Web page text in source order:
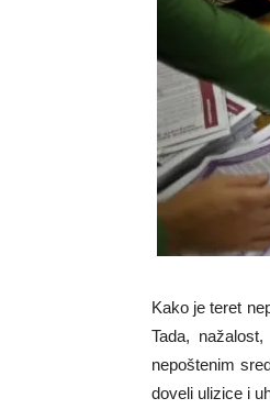
Kako je teret
Tada,
nepoštenim
doveli ulizice i